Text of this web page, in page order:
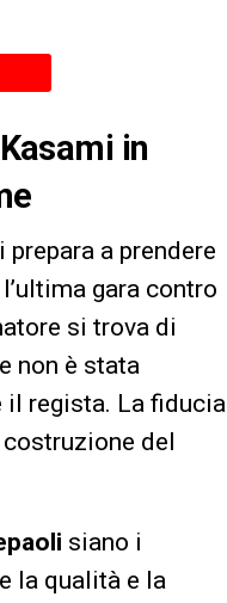
in
prepara a prendere
gara contro
si trova di
non è stata
il regista. La fiducia
del
siano i
la qualità e la